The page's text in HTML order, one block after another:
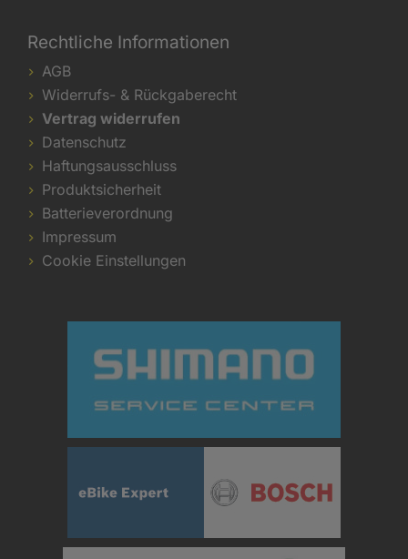
Rechtliche Informationen
AGB
Widerrufs- & Rückgaberecht
Vertrag widerrufen
Datenschutz
Haftungsausschluss
Produktsicherheit
Batterieverordnung
Impressum
Cookie Einstellungen